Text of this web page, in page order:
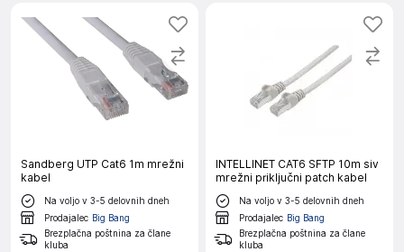
Sandberg UTP Cat6 1m mrežni
kabel
Na voljo v 3-5 delovnih dneh
Prodajalec Big Bang
Brezplačna poštnina za člane
kluba
INTELLINET CAT6 SFTP 10m siv
mrežni priključni patch kabel
Na voljo v 3-5 delovnih dneh
Prodajalec Big Bang
Brezplačna poštnina za člane
kluba